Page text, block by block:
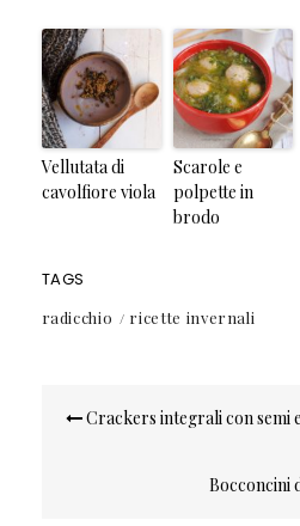
Vellutata di
cavolfiore viola
Scarole e
polpette in
brodo
TAGS
radicchio ricette invernali
Navigazione
Crackers integrali con semi
Bocconcini